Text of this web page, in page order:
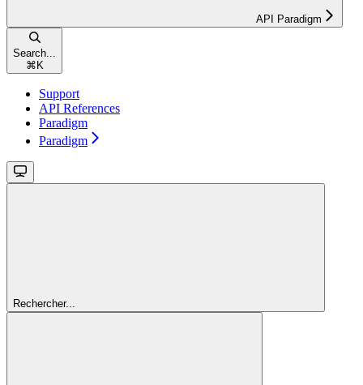
API Paradigm
Search...
⌘ K
Support
API References
Paradigm
Paradigm
Rechercher...